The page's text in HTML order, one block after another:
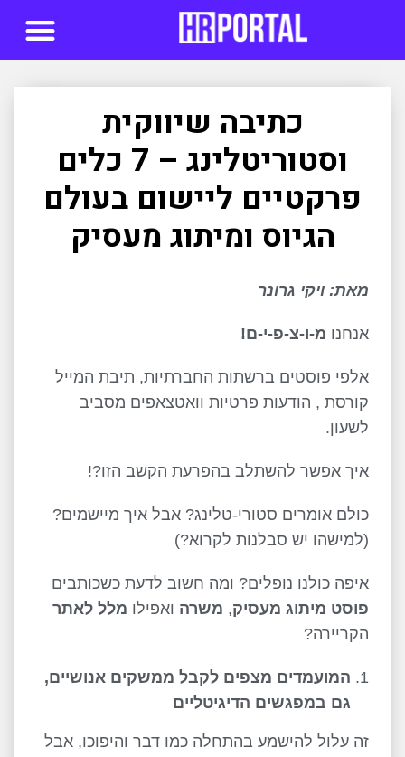
כתיבה שיווקית
וסטוריטלינג – 7 כלים
פרקטיים ליישום בעולם
הגיוס ומיתוג מעסיק
מאת: ויקי גרונר
אנחנו מ-ו-צ-פ-י-ם!
אלפי פוסטים ברשתות החברתיות, תיבת המייל
קורסת , הודעות פרטיות וואטצאפים מסביב
לשעון.
איך אפשר להשתלב בהפרעת הקשב הזו?!
כולם אומרים סטורי-טלינג? אבל איך מיישמים?
(למישהו יש סבלנות לקרוא?)
איפה כולנו נופלים? ומה חשוב לדעת כשכותבים
פוסט מיתוג מעסיק, משרה ואפילו מלל לאתר
הקריירה?
המועמדים מצפים לקבל ממשקים אנושיים,
גם במפגשים הדיגיטליים
זה עלול להישמע בהתחלה כמו דבר והיפוכו, אבל